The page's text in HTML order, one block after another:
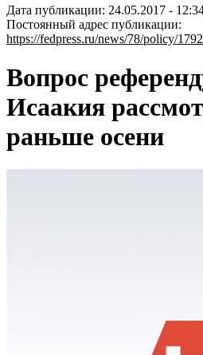
Дата публикации: 24.05.2017 -
Постоянный адрес публикации:
https://fedpress.ru/news/78/policy/
Вопрос
Исаакия
раньше осени